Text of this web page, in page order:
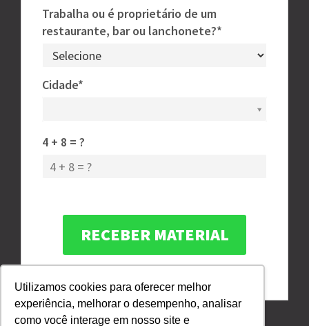
Utilizamos cookies para oferecer melhor
experiência, melhorar o desempenho, analisar
como você interage em nosso site e
Trabalha ou é proprietário de um
restaurante, bar ou lanchonete?*
Cidade*
4 + 8 = ?
Seu email está seguro conosco.